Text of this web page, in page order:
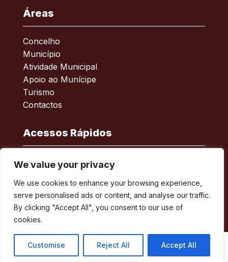
We value your privacy
We use cookies to enhance your browsing experience,
serve personalised ads or content, and analyse our traffic.
By clicking "Accept All", you consent to our use of
cookies.
Customise Reject All Accept All
Áreas
Concelho
Município
Atividade Municipal
Apoio ao Munícipe
Turismo
Contactos
Acessos Rápidos
Acessibilidade
Política de privacidade
ERSAR – Reclamações
A minha Rua
Boletim Municipal